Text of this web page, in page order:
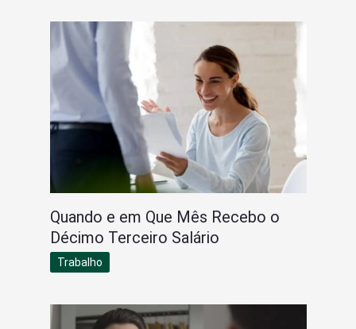
Quando e em Que Mês Recebo o
Décimo Terceiro Salário
Trabalho